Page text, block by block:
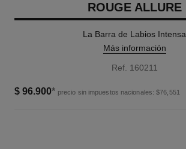
ROUGE ALLURE
La Barra de Labios Intensa
Más información
Ref. 160211
$ 96.900* precio sin impuestos nacionales: $76,551